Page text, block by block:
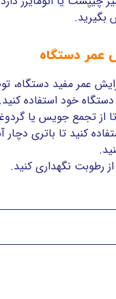
عمر دستگاه
عمر مفید دستگاه،
خود استفاده کنید.
از تجمع جویس یا
کنید تا باتری
رطوبت نگهداری کنید.